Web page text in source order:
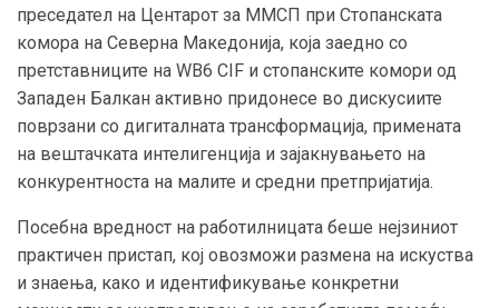
преседател на Центарот за ММСП при Стопанската
комора на Северна Македонија, која заедно со
претставниците на WB6 CIF и стопанските комори од
Западен Балкан активно придонесе во дискусиите
поврзани со дигиталната трансформација, примената
на вештачката интелигенција и зајакнувањето на
конкурентноста на малите и средни претпријатија.
Посебна вредност на работилницата беше нејзиниот
практичен пристап, кој овозможи размена на искуства
и знаења, како и идентификување конкретни